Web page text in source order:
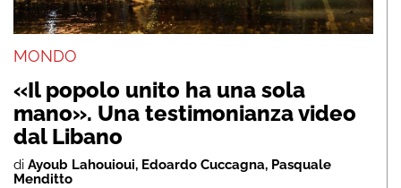
MONDO
«Il popolo unito ha una sola
mano». Una testimonianza video
dal Libano
di Ayoub Lahouioui, Edoardo Cuccagna, Pasquale
Menditto